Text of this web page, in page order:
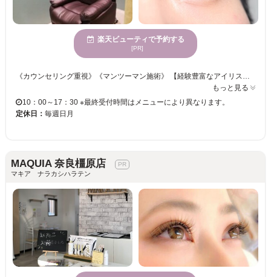
楽天ビューティで予約する
[PR]
《カウンセリング重視》《マンツーマン施術》 【経験豊富なアイリストが、貴女の目元を素敵にチェンジ♪ナチュラルな印象に仕上げます！】 魅力的なまつ毛で、瞳の魅力をもっと引き出すお手伝い☆仕上がりの違いを体感してください♪♪ 駅チカだから、お買い物帰りに気軽に立ち寄れる♪顔の印象を決める眉を整えるだけでも◎ どんなデザインもお任せ下さい♪ワンランク上の目元を叶えるなら・・【LASH＆BROW PORTE269】☆
もっと見る
10：00～17：30 ※最終受付時間はメニューにより異なります。
定休日： 毎週日月
MAQUIA 奈良橿原店
マキア ナラカシハラテン